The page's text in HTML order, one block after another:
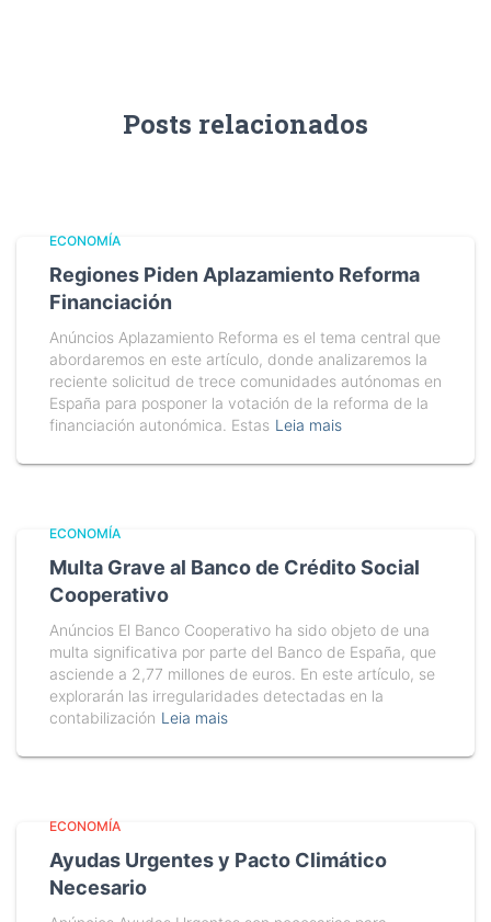
Posts relacionados
ECONOMÍA
Regiones Piden Aplazamiento Reforma
Financiación
Anúncios Aplazamiento Reforma es el tema central que
abordaremos en este artículo, donde analizaremos la
reciente solicitud de trece comunidades autónomas en
España para posponer la votación de la reforma de la
financiación autonómica. Estas Leia mais
ECONOMÍA
Multa Grave al Banco de Crédito Social
Cooperativo
Anúncios El Banco Cooperativo ha sido objeto de una
multa significativa por parte del Banco de España, que
asciende a 2,77 millones de euros. En este artículo, se
explorarán las irregularidades detectadas en la
contabilización Leia mais
ECONOMÍA
Ayudas Urgentes y Pacto Climático
Necesario